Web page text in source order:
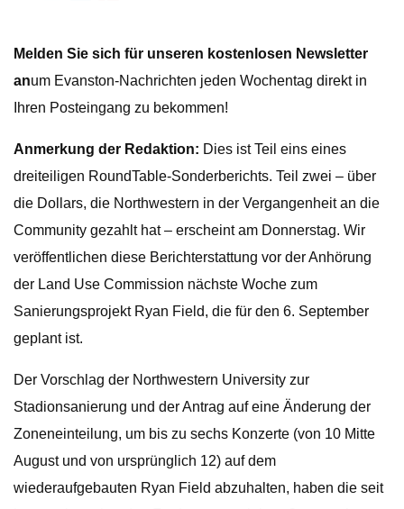
Melden Sie sich für unseren kostenlosen Newsletter
anum Evanston-Nachrichten jeden Wochentag direkt in
Ihren Posteingang zu bekommen!
Anmerkung der Redaktion: Dies ist Teil eins eines
dreiteiligen RoundTable-Sonderberichts. Teil zwei – über
die Dollars, die Northwestern in der Vergangenheit an die
Community gezahlt hat – erscheint am Donnerstag. Wir
veröffentlichen diese Berichterstattung vor der Anhörung
der Land Use Commission nächste Woche zum
Sanierungsprojekt Ryan Field, die für den 6. September
geplant ist.
Der Vorschlag der Northwestern University zur
Stadionsanierung und der Antrag auf eine Änderung der
Zoneneinteilung, um bis zu sechs Konzerte (von 10 Mitte
August und von ursprünglich 12) auf dem
wiederaufgebauten Ryan Field abzuhalten, haben die seit